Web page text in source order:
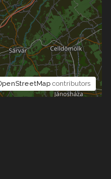
contributors